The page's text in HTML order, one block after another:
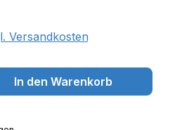
Versandkosten
Gib den
In den Warenkorb